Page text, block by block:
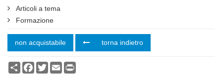
Articoli a tema
Formazione
non acquistabile torna indietro
CondividiFacebook
TwitterEmail